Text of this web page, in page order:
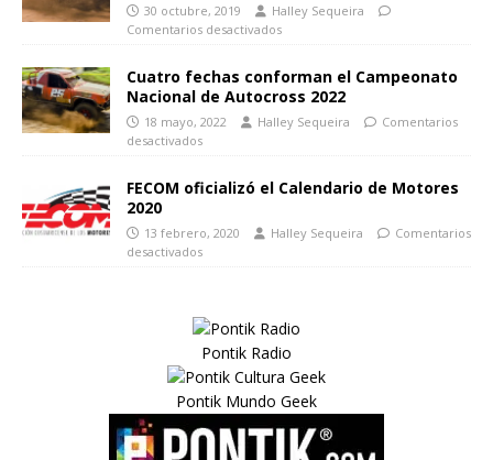
30 octubre, 2019
Halley Sequeira
Comentarios desactivados
Cuatro fechas conforman el Campeonato
Nacional de Autocross 2022
18 mayo, 2022 Halley Sequeira
Comentarios
desactivados
FECOM oficializó el Calendario de Motores
2020
13 febrero, 2020 Halley Sequeira
Comentarios
desactivados
Pontik Radio
Pontik Mundo Geek